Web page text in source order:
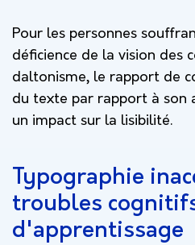
Pour les personnes
déficience de la vision des
daltonisme, le rapport de
du texte par rapport à son
un impact sur la lisibilité.
Typographie
troubles
d'apprentissage